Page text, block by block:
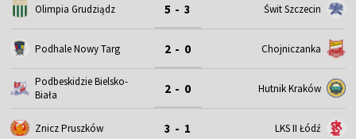
Olimpia Grudziądz 5 - 3 Świt Szczecin
Podhale Nowy Targ 2 - 0 Chojniczanka
Podbeskidzie Bielsko-
Biała
2 - 0 Hutnik Kraków
Znicz Pruszków 3 - 1 LKS II Łódź